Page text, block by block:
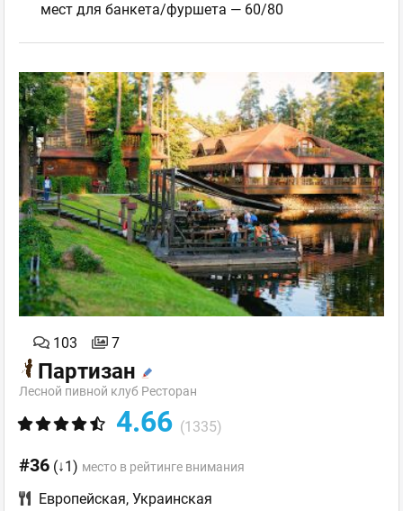
мест для банкета/фуршета — 60/80
103 7
Партизан
Лесной пивной клуб Ресторан
4.66 (1335)
#36 (↓1) место в рейтинге внимания
Европейская, Украинская